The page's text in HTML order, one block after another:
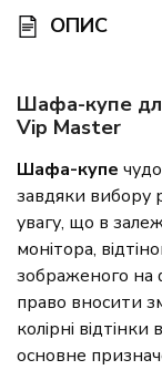
ОПИС
Шафа-купе
Vip Master
Шафа-купе
завдяки вибору
увагу, що в
монітора,
зображеного на
право вносити
колірні
основне